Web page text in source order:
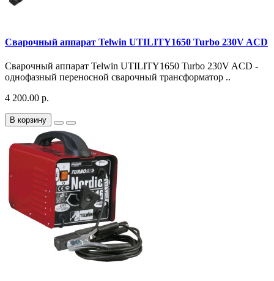
Сварочный аппарат Telwin UTILITY1650 Turbo 230V ACD
Сварочный аппарат Telwin UTILITY1650 Turbo 230V ACD -
однофазный переносной сварочный трансформатор ..
4 200.00 р.
В корзину